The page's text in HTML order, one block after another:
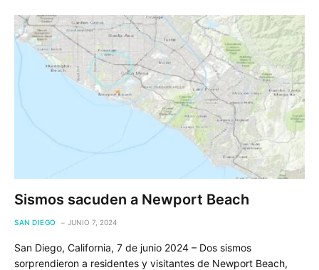
Sismos sacuden a Newport Beach
SAN DIEGO JUNIO 7, 2024
San Diego, California, 7 de junio 2024 – Dos sismos
sorprendieron a residentes y visitantes de Newport Beach,